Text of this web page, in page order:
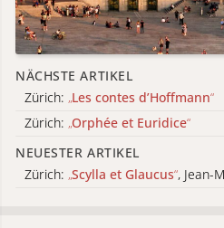
NÄCHSTE ARTIKEL
Zürich: „Les contes d’Hoffmann“
Zürich: „Orphée et Euridice“
NEUESTER ARTIKEL
Zürich: „Scylla et Glaucus“, Jean-